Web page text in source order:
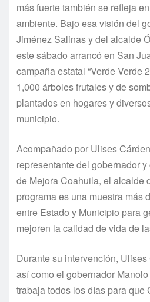
más fuerte también se refleja
ambiente. Bajo esa visión del
Jiménez Salinas y del alcalde
este sábado arrancó en San
campaña estatal “Verde Verde
1,000 árboles frutales y de
plantados en hogares y
municipio.
Acompañado por Ulises
representante del gobernador
de Mejora Coahuila, el alcalde
programa es una muestra más
entre Estado y Municipio para
mejoren la calidad de vida de
Durante su intervención,
así como el gobernador
trabaja todos los días para que